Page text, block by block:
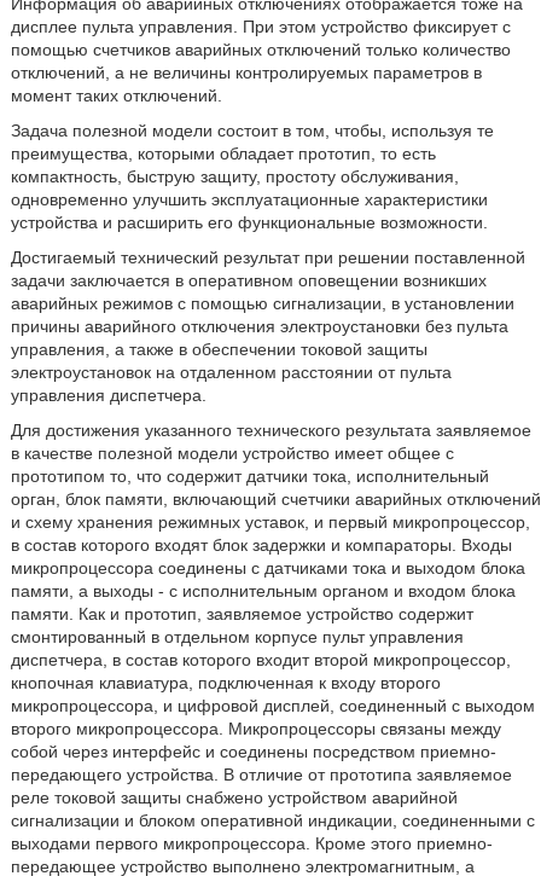
дисплее пульта управления. При этом устройство фиксирует с
помощью счетчиков аварийных отключений только количество
отключений, а не величины контролируемых параметров в
момент таких отключений.
Задача полезной модели состоит в том, чтобы, используя те
преимущества, которыми обладает прототип, то есть
компактность, быструю защиту, простоту обслуживания,
одновременно улучшить эксплуатационные характеристики
устройства и расширить его функциональные возможности.
Достигаемый технический результат при решении поставленной
задачи заключается в оперативном оповещении возникших
аварийных режимов с помощью сигнализации, в установлении
причины аварийного отключения электроустановки без пульта
управления, а также в обеспечении токовой защиты
электроустановок на отдаленном расстоянии от пульта
управления диспетчера.
Для достижения указанного технического результата заявляемое
в качестве полезной модели устройство имеет общее с
прототипом то, что содержит датчики тока, исполнительный
орган, блок памяти, включающий счетчики аварийных отключений
и схему хранения режимных уставок, и первый микропроцессор,
в состав которого входят блок задержки и компараторы. Входы
микропроцессора соединены с датчиками тока и выходом блока
памяти, а выходы - с исполнительным органом и входом блока
памяти. Как и прототип, заявляемое устройство содержит
смонтированный в отдельном корпусе пульт управления
диспетчера, в состав которого входит второй микропроцессор,
кнопочная клавиатура, подключенная к входу второго
микропроцессора, и цифровой дисплей, соединенный с выходом
второго микропроцессора. Микропроцессоры связаны между
собой через интерфейс и соединены посредством приемно-
передающего устройства. В отличие от прототипа заявляемое
реле токовой защиты снабжено устройством аварийной
сигнализации и блоком оперативной индикации, соединенными с
выходами первого микропроцессора. Кроме этого приемно-
передающее устройство выполнено электромагнитным, а